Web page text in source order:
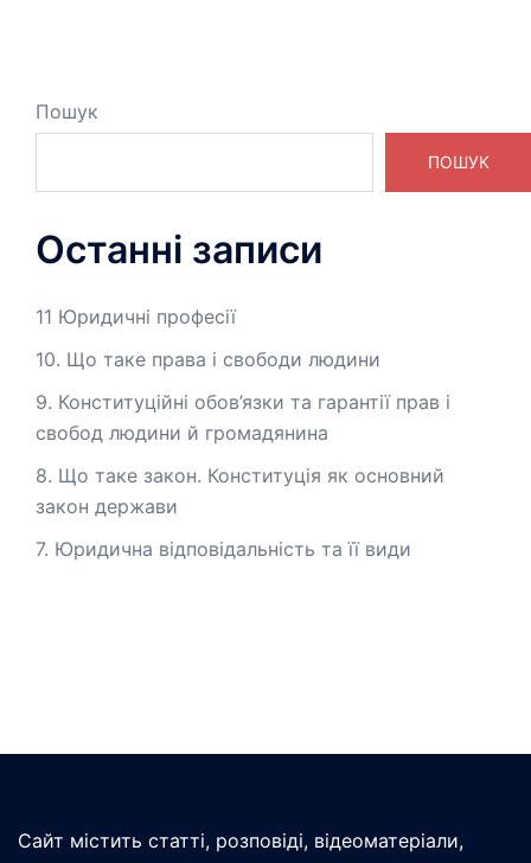
Пошук
ПОШУК
Останні записи
11 Юридичні професії
10. Що таке права і свободи людини
9. Конституційні обов’язки та гарантії прав і
свобод людини й громадянина
8. Що таке закон. Конституція як основний
закон держави
7. Юридична відповідальність та її види
Сайт містить статті, розповіді, відеоматеріали,